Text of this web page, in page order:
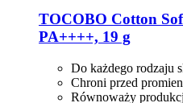
TOCOBO Cotton
PA++++, 19 g
Do każdego rodzaju
Chroni przed
Równoważy